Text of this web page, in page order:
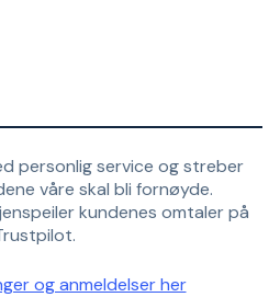
personlig service og streber
våre skal bli fornøyde.
kundenes omtaler på
og anmeldelser her